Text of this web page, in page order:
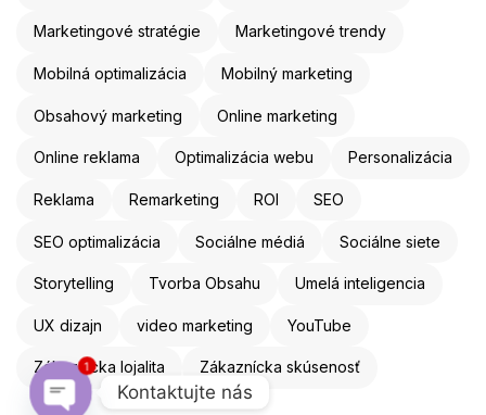
Marketingové stratégie Marketingové trendy
Mobilná optimalizácia Mobilný marketing
Obsahový marketing Online marketing
Online reklama Optimalizácia webu Personalizácia
Reklama Remarketing ROI SEO
SEO optimalizácia Sociálne médiá Sociálne siete
Storytelling Tvorba Obsahu Umelá inteligencia
UX dizajn video marketing YouTube
Zákaznícka lojalita Zákaznícka skúsenosť
Kontaktujte nás
1